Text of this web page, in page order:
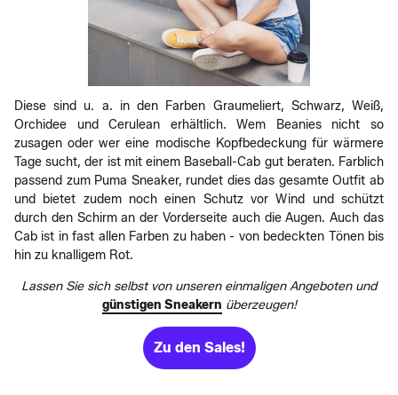
Diese sind u. a. in den Farben Graumeliert, Schwarz, Weiß,
Orchidee und Cerulean erhältlich. Wem Beanies nicht so
zusagen oder wer eine modische Kopfbedeckung für wärmere
Tage sucht, der ist mit einem Baseball-Cab gut beraten. Farblich
passend zum Puma Sneaker, rundet dies das gesamte Outfit ab
und bietet zudem noch einen Schutz vor Wind und schützt
durch den Schirm an der Vorderseite auch die Augen. Auch das
Cab ist in fast allen Farben zu haben - von bedeckten Tönen bis
hin zu knalligem Rot.
Lassen Sie sich selbst von unseren einmaligen Angeboten und
günstigen Sneakern überzeugen!
Zu den Sales!